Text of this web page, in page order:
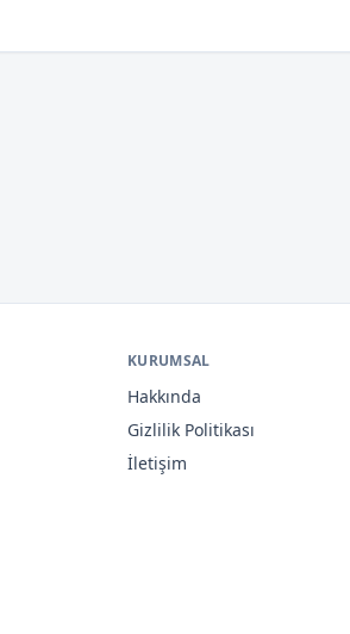
KURUMSAL
Hakkında
Gizlilik Politikası
İletişim